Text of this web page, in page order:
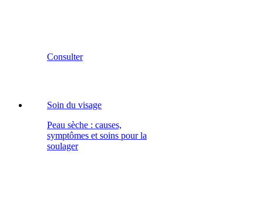
Consulter
Soin du visage
Peau sèche : causes,
symptômes et soins pour la
soulager